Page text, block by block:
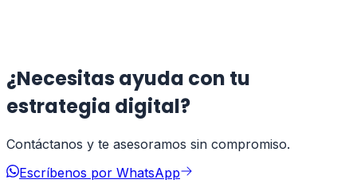
¿Necesitas ayuda con tu
estrategia digital?
Contáctanos y te asesoramos sin compromiso.
Escríbenos por WhatsApp